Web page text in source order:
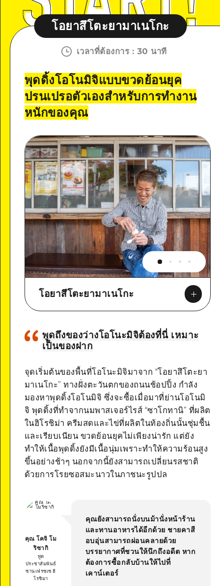
โอยาสึโตะยามาเนโกะ
เวลาที่ต้องการ : 30 นาที
พุดดิ้งโอโนมิจิแบบขวดย้อนยุค
ปรนเปรอตัวเองสำหรับการทำงาน
หนักของคุณ
โอยาสึโตะยามาเนโกะ
Google Maps
พูดถึงของว่างโอโนะมิจิต้องที่นี่ เหมาะ
เป็นของฝาก
จุดเริ่มต้นของพื้นที่โอโนะมิจิมาจาก “โอยาสึโตะยา
มาเนโกะ” ทางฝั่งตะวันตกของถนนช้อปปิ้ง กำลัง
มองหาพุดดิ้งโอโนมิจิ ซึ่งจะซื้อเมื่อมาที่ย่านโอโนมิ
จิ พุดดิ้งที่ทำจากนมพาสเจอร์ไรส์ “ซาโกทานิ” ที่ผลิต
ในฮิโรชิม่า ครีมสดและไข่ที่ผลิตในท้องถิ่นนั้นชุ่มชื้น
และเรียบเนียน ขวดย้อนยุคไม่เพียงน่ารัก แต่ยัง
ทำให้เนื้อพุดดิ้งยังมีเนื้อนุ่มเพราะทำให้ความร้อนสูง
ขึ้นอย่างช้าๆ นอกจากนี้ยังสามารถเปลี่ยนรสชาติ
ด้วยการโรยซอสมะนาวในภาชนะรูปปล
คุณ โคจิ โม
ริซากิ
ทูต
ประชาสัมพันธ์
ซานเฟรซเซ ฮิ
โรชิมา
คุณยังสามารถนั่งบนม้านั่งหน้าร้าน
และทานอาหารได้อีกด้วย ชายคาสี
อบอุ่นสามารถผ่อนคลายด้วย
บรรยากาศที่ชวนให้นึกถึงอดีต หาก
ต้องการซื้อกลับบ้านให้ไปที่
เคาน์เตอร์